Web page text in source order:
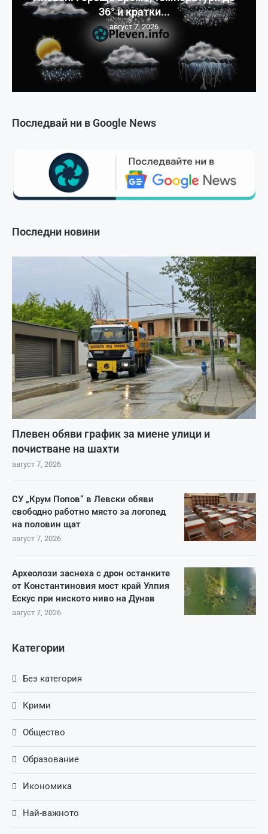
Последвай ни в Google News
Последни новини
Плевен обяви график за миене улици и
почистване на шахти
август 7, 2026
СУ „Крум Попов“ в Левски обяви
свободно работно място за логопед
на половин щат
август 7, 2026
Археолози заснеха с дрон останките
от Константиновия мост край Улпия
Ескус при ниското ниво на Дунав
август 7, 2026
Категории
Без категория
Крими
Общество
Образование
Икономика
Най-важното
36° и кратки...
август 7, 2026